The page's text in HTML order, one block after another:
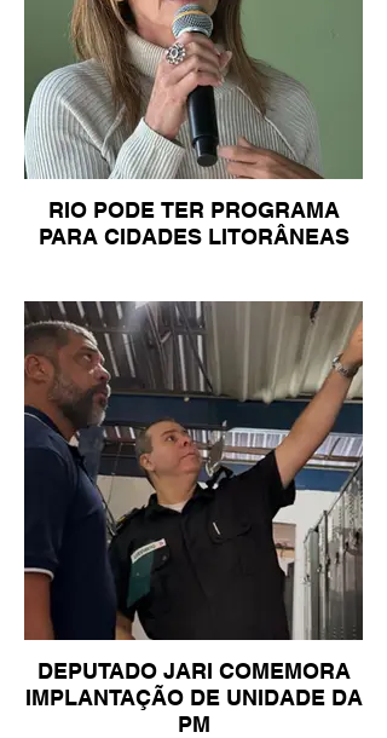
RIO PODE TER PROGRAMA
PARA CIDADES LITORÂNEAS
DEPUTADO JARI COMEMORA
IMPLANTAÇÃO DE UNIDADE DA
PM